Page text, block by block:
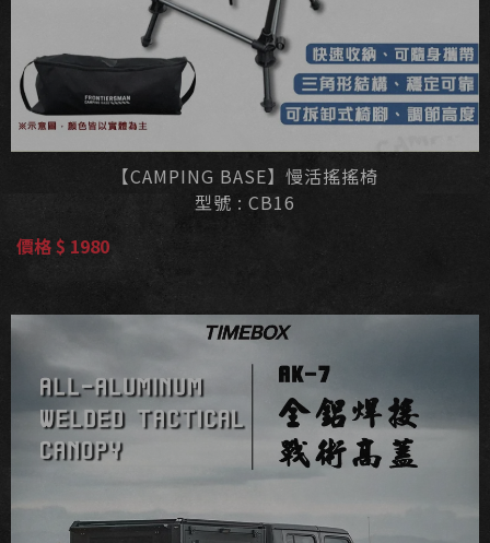
【CAMPING BASE】慢活搖搖椅
型號 : CB16
價格 $ 1980